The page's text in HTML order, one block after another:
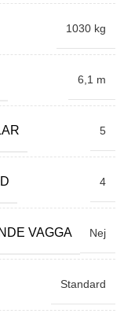
1030 kg
6,1 m
5
4
VAGGA Nej
Standard